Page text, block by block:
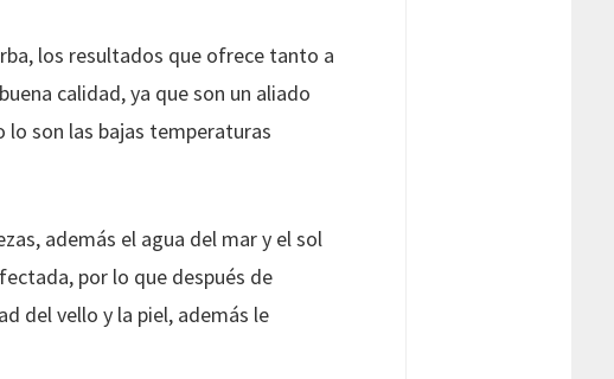
los resultados que ofrece tanto a
calidad, ya que son un aliado
son las bajas temperaturas
además el agua del mar y el sol
por lo que después de
del vello y la piel, además le